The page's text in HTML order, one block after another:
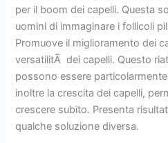
per il boom dei capelli. Questa
uomini di immaginare i follicoli
Promuove il miglioramento dei
versatilitÃ dei capelli. Questo
possono essere
inoltre la crescita dei capelli,
crescere subito. Presenta
qualche soluzione diversa.